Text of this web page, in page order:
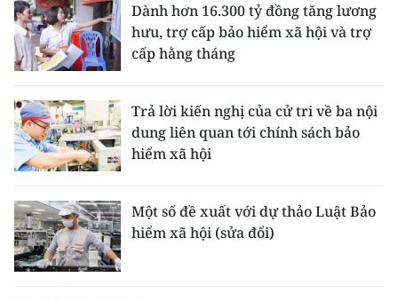
GIÁO DỤC
KHOA HỌC - CÔNG NGHỆ
MÔI TRƯỜNG
BẠN ĐỌC
KIỂM CHỨNG THÔNG TIN
Dành hơn 16.300 tỷ đồng tăng lương
hưu, trợ cấp bảo hiểm xã hội và trợ
cấp hằng tháng
Trả lời kiến nghị của cử tri về ba nội
dung liên quan tới chính sách bảo
hiểm xã hội
Một số đề xuất với dự thảo Luật Bảo
hiểm xã hội (sửa đổi)